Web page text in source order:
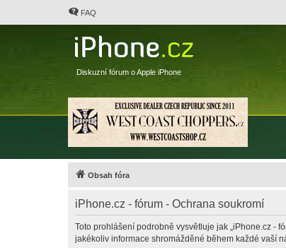
FAQ
Diskuzní fórum o Apple iPhone
Obsah fóra
iPhone.cz - fórum - Ochrana soukromí
Toto prohlášení podrobně vysvětluje jak „iPhone.cz -
jakékoliv informace shromážděné během každé vaší